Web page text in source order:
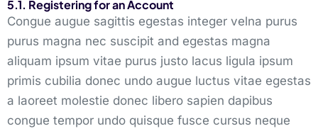
5.1. Registering for an Account
Congue augue sagittis egestas integer velna purus
purus magna nec suscipit and egestas magna
aliquam ipsum vitae purus justo lacus ligula ipsum
primis cubilia donec undo augue luctus vitae egestas
a laoreet molestie donec libero sapien dapibus
congue tempor undo quisque fusce cursus neque